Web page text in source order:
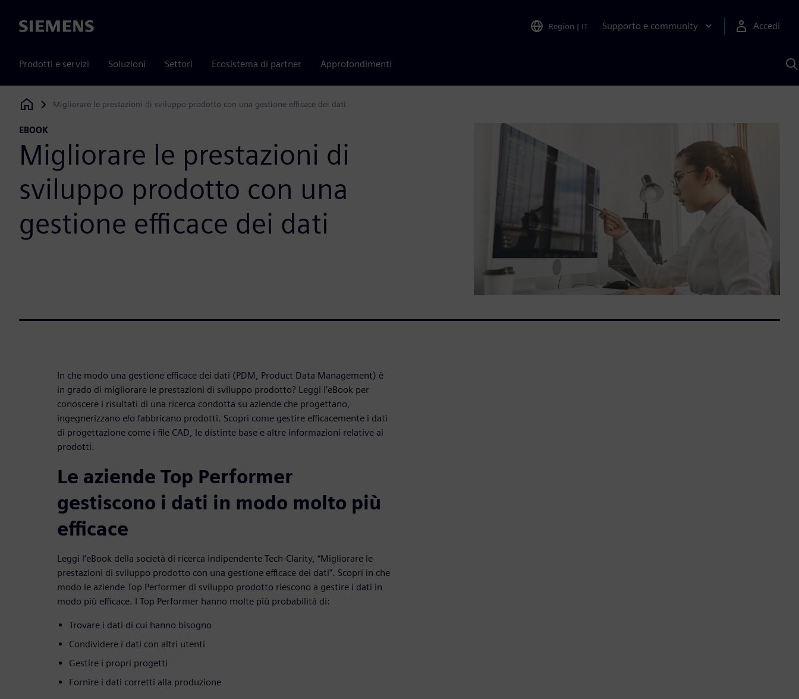
Siemens Region | IT Supporto e community Accedi
Prodotti e servizi Soluzioni Settori Ecosistema di partner Approfondimenti
Siemens Digital Industries Software
Migliorare le prestazioni di sviluppo prodotto con una gestione efficace dei dati
EBOOK
Migliorare le prestazioni di
sviluppo prodotto con una
gestione efficace dei dati
In che modo una gestione efficace dei dati (PDM, Product Data Management) è
in grado di migliorare le prestazioni di sviluppo prodotto? Leggi l’eBook per
conoscere i risultati di una ricerca condotta su aziende che progettano,
ingegnerizzano e/o fabbricano prodotti. Scopri come gestire efficacemente i dati
di progettazione come i file CAD, le distinte base e altre informazioni relative ai
prodotti.
Le aziende Top Performer
gestiscono i dati in modo molto più
efficace
Leggi l’eBook della società di ricerca indipendente Tech-Clarity, “Migliorare le
prestazioni di sviluppo prodotto con una gestione efficace dei dati”. Scopri in che
modo le aziende Top Performer di sviluppo prodotto riescono a gestire i dati in
modo più efficace. I Top Performer hanno molte più probabilità di:
Trovare i dati di cui hanno bisogno
Condividere i dati con altri utenti
Gestire i propri progetti
Fornire i dati corretti alla produzione